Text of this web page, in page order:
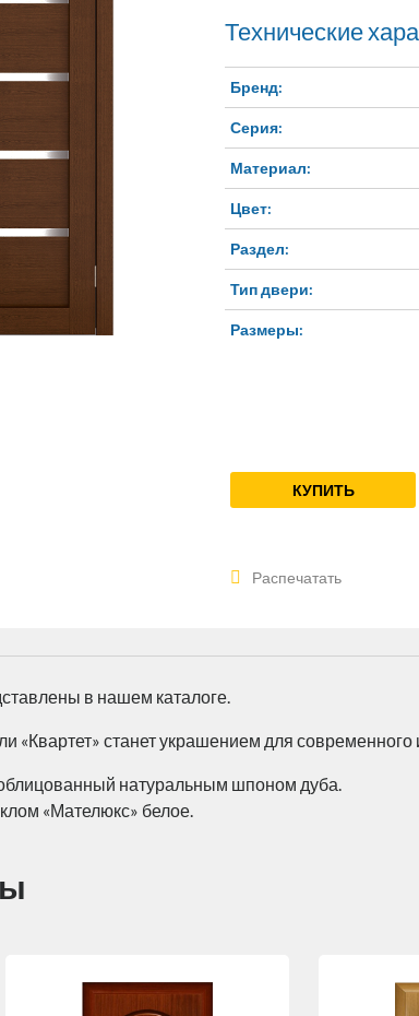
Технические
Бренд:
Серия:
Материал:
Цвет:
Раздел:
Тип двери:
Размеры:
КУПИТЬ
Распечатать
в нашем каталоге.
«Квартет» станет украшением для
натуральным шпоном дуба.
«Мателюкс» белое.